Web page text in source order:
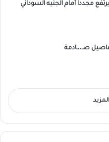
مجدداً أمام الجنيه السوداني
صـ،،ـادمة